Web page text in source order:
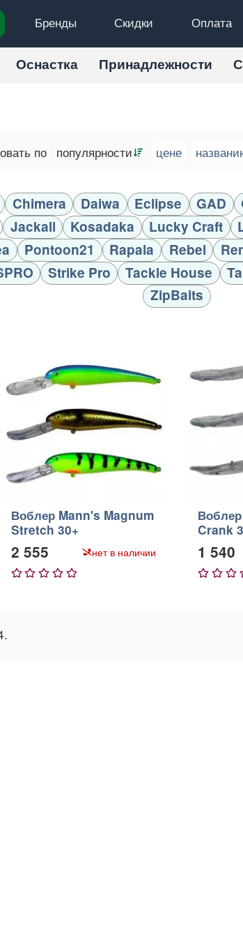
Бренды Скидки Оплата
Оснастка Принадлежности
по популярности цене
Chimera Daiwa Eclipse GAD
Jackall Kosadaka Lucky Craft
Pontoon21 Rapala Rebel
Strike Pro Tackle House
ZipBaits
Воблер Mann's Magnum
Stretch 30+
2 555 нет в наличии
Crank
1 540
.